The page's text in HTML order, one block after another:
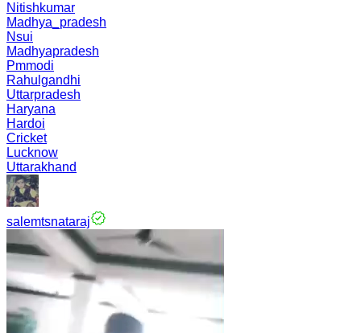
Nitishkumar
Madhya_pradesh
Nsui
Madhyapradesh
Pmmodi
Rahulgandhi
Uttarpradesh
Haryana
Hardoi
Cricket
Lucknow
Uttarakhand
salemtsnataraj